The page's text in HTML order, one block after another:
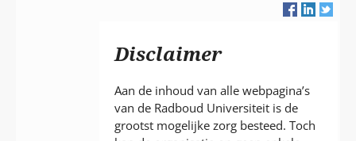
Disclaimer
Aan de inhoud van alle webpagina’s
van de Radboud Universiteit is de
grootst mogelijke zorg besteed. Toch